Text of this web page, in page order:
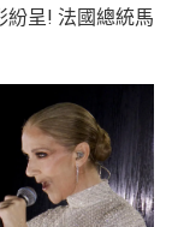
紛呈! 法國總統馬